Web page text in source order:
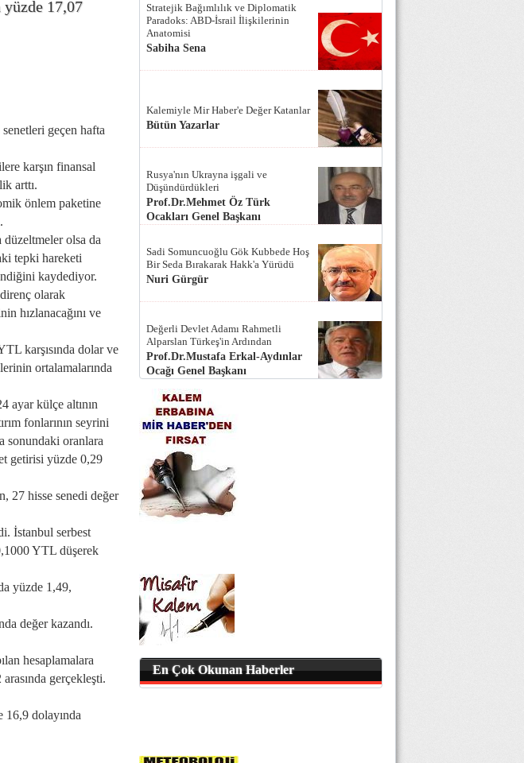
17,07
geçen hafta
karşın finansal
arttı.
önlem paketine
olsa da
tepki hareketi
kaydediyor.
olarak
hızlanacağını ve
karşısında dolar ve
ortalamalarında
ayar külçe altının
fonlarının seyrini
sonundaki oranlara
getirisi yüzde 0,29
27 hisse senedi değer
İstanbul serbest
YTL düşerek
yüzde 1,49,
değer kazandı.
hesaplamalara
gerçekleşti.
dolayında
Stratejik Bağımlılık ve Diplomatik
Paradoks: ABD-İsrail İlişkilerinin
Anatomisi
Sabiha Sena
Kalemiyle Mir Haber'e Değer Katanlar
Bütün Yazarlar
Rusya'nın Ukrayna işgali ve
Düşündürdükleri
Prof.Dr.Mehmet Öz Türk
Ocakları Genel Başkanı
Sadi Somuncuoğlu Gök Kubbede Hoş
Bir Seda Bırakarak Hakk'a Yürüdü
Nuri Gürgür
Değerli Devlet Adamı Rahmetli
Alparslan Türkeş'in Ardından
Prof.Dr.Mustafa Erkal-Aydınlar
Ocağı Genel Başkanı
En Çok Okunan Haberler